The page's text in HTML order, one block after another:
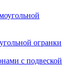
огранки